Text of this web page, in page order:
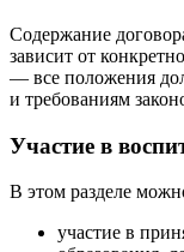
Содержание
зависит от
— все положения
и требованиям
Участие в
В этом разделе
участие в